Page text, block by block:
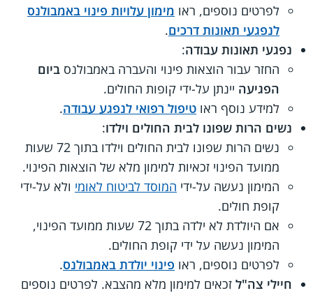
לפרטים נוספים, ראו מימון עלויות פינוי באמבולנס
לנפגעי תאונות דרכים.
נפגעי תאונות עבודה:
החזר עבור הוצאות פינוי והעברה באמבולנס ביום
הפגיעה יינתן על-ידי קופות החולים.
למידע נוסף ראו טיפול רפואי לנפגע עבודה.
נשים הרות שפונו לבית החולים וילדו:
נשים הרות שפונו לבית החולים וילדו בתוך 72 שעות
ממועד הפינוי זכאיות למימון מלא של הוצאות הפינוי.
המימון נעשה על-ידי המוסד לביטוח לאומי ולא על-ידי
קופת חולים.
אם היולדת לא ילדה בתוך 72 שעות ממועד הפינוי,
המימון נעשה על ידי קופת החולים.
לפרטים נוספים, ראו פינוי יולדת באמבולנס.
חיילי צה"ל זכאים למימון מלא מהצבא. לפרטים נוספים